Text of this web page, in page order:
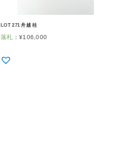
LOT 271 舟越 桂
落札 ： ¥106,000